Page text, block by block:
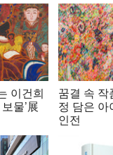
이건희
물’展
꿈결 속
정 담은 아
인전